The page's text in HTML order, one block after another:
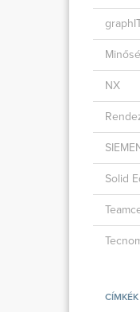
NX
Solid
CÍMKÉK